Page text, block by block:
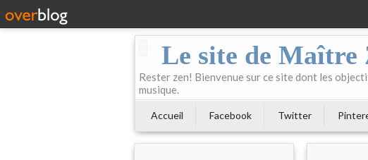
Le site de Maître
Rester zen! Bienvenue sur ce site dont les
musique.
Accueil Facebook Twitter